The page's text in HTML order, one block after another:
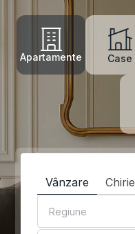
Apartamente Case
Vânzare Chirie
Regiune